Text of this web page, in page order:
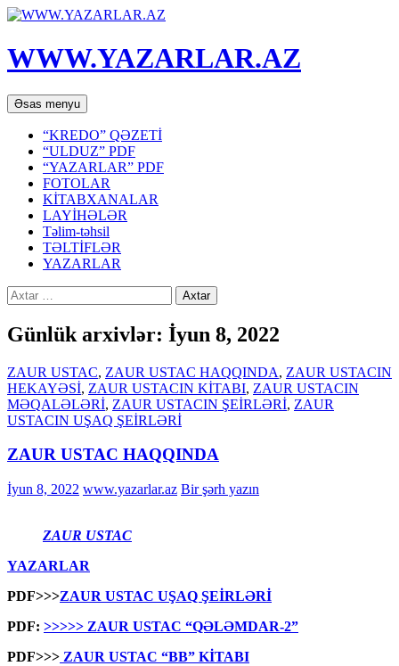
WWW.YAZARLAR.AZ
Axtar
Əsas menyu Mühtəviyyata
keç
“KREDO” QƏZETİ
“ULDUZ” PDF
“YAZARLAR” PDF
FOTOLAR
KİTABXANALAR
LAYİHƏLƏR
Təlim-təhsil
TƏLTİFLƏR
YAZARLAR
Axtarış:
Günlük arxivlər: İyun 8, 2022
ZAUR USTAC, ZAUR USTAC HAQQINDA, ZAUR USTACIN
HEKAYƏSİ, ZAUR USTACIN KİTABI, ZAUR USTACIN
MƏQALƏLƏRİ, ZAUR USTACIN ŞEİRLƏRİ, ZAUR
USTACIN UŞAQ ŞEİRLƏRİ
ZAUR USTAC HAQQINDA
İyun 8, 2022 www.yazarlar.az Bir şərh yazın
ZAUR USTAC
YAZARLAR
PDF>>>ZAUR USTAC UŞAQ ŞEİRLƏRİ
PDF: >>>>> ZAUR USTAC “QƏLƏMDAR-2”
PDF>>> ZAUR USTAC “BB” KİTABI